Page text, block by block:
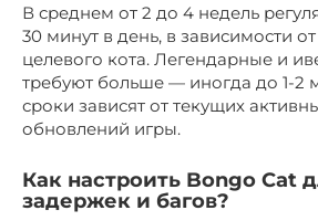
В среднем от 2 до 4 недель
30 минут в день, в зависимости
целевого кота. Легендарные и
требуют больше — иногда до 1-2
сроки зависят от текущих
обновлений игры.
Как настроить Bongo Cat
задержек и багов?